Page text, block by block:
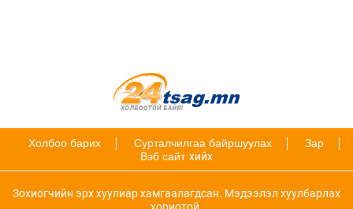
Холбоо барих Сурталчилгаа байршуулах
Зар
Вэб сайт хийх
Зохиогчийн эрх хуулиар хамгаалагдсан. Мэдээлэл хуулбарлах